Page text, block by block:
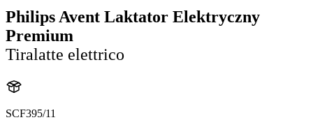
Philips Avent Laktator Elektryczny
Premium
Tiralatte elettrico
SCF395/11